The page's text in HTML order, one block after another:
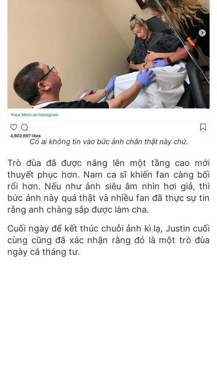
Có ai không tin vào bức ảnh chân thật này chứ.
Trò đùa đã được nâng lên một tầng cao mới
thuyết phục hơn. Nam ca sĩ khiến fan càng bối
rối hơn. Nếu như ảnh siêu âm nhìn hơi giả, thì
bức ảnh này quá thật và nhiều fan đã thực sự tin
rằng anh chàng sắp được làm cha.
Cuối ngày để kết thúc chuỗi ảnh kì lạ, Justin cuối
cùng cũng đã xác nhận rằng đó là một trò đùa
ngày cá tháng tư.